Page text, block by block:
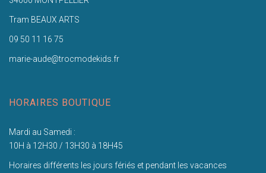
Tram BEAUX ARTS
09 50 11 16 75
marie-aude@trocmodekids.fr
HORAIRES BOUTIQUE
Mardi au Samedi :
10H à 12H30 / 13H30 à 18H45
Horaires différents les jours fériés et pendant les vacances